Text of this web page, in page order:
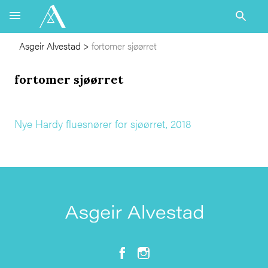
Asgeir Alvestad > fortomer sjøørret
fortomer sjøørret
Nye Hardy fluesnører for sjøørret, 2018